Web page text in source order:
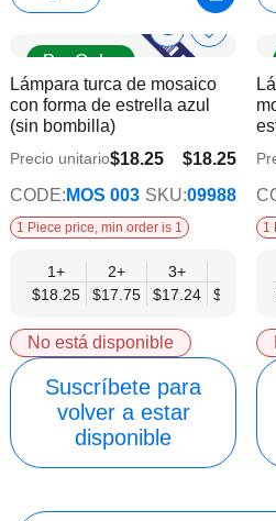
Pre Order
Show
Info
Añadir
la
lista
deseos
Lámpara turca de mosaico
con forma de estrella azul
(sin bombilla)
$18.25
$14.20
Precio unitario$18.25
CODE: MOS 003 SKU:09988
1 Piece price, min order is 1
1+
$18.25
2+
$17.75
3+
$17.24
$16.73
No está disponible
Suscríbete para
volver a estar
disponible
1